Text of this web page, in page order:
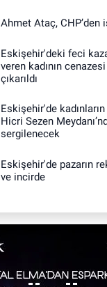
Ahmet Ataç, CHP’den
Eskişehir'deki feci
veren kadının
çıkarıldı
Eskişehir'de
Hicri Sezen
sergilenecek
Eskişehir'de pazarın
ve incirde